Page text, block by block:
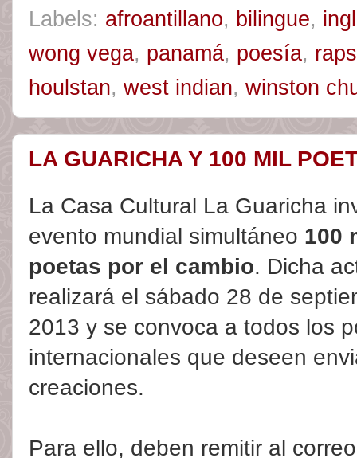
Labels: afroantillano, bilingue,
wong vega, panamá, poesía,
houlstan, west indian, winston
LA GUARICHA Y 100 MIL
La Casa Cultural La Guaricha
evento mundial simultáneo 100
poetas por el cambio. Dicha
realizará el sábado 28 de
2013 y se convoca a todos los
internacionales que deseen
creaciones.
Para ello, deben remitir al